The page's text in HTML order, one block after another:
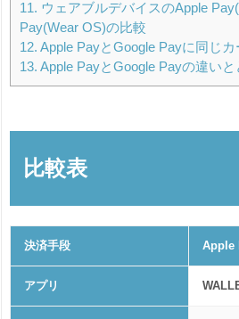
11. ウェアブルデバイスのApple
Pay(Wear OS)の比較
12. Apple PayとGoogle Payに同じ
13. Apple PayとGoogle Payの違いと
比較表
決済手段 Apple
アプリ